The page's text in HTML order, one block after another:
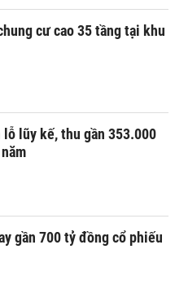
cư cao 35 tầng tại khu
lỗ lũy kế, thu gần 353.000
gần 700 tỷ đồng cổ phiếu